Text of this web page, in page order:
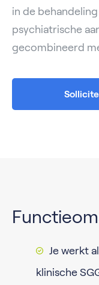
in de
psychiatrische
gecombineerd
Je werkt
klinische